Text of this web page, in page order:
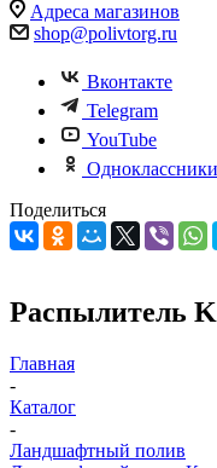
Адреса магазинов
shop@polivtorg.ru
Вконтакте
Telegram
YouTube
Одноклассники
Поделиться
Распылитель
Главная
-
Каталог
-
Ландшафтный полив